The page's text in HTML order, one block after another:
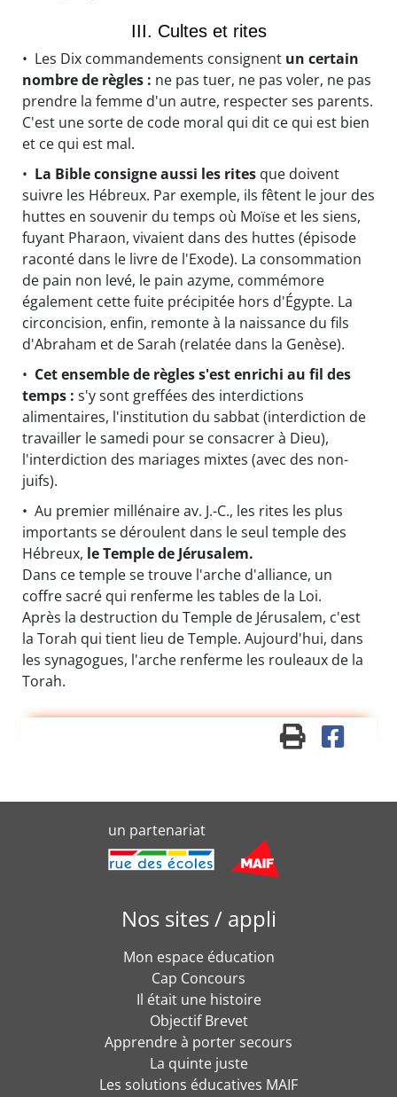
III. Cultes et rites
• Les Dix commandements consignent un certain
nombre de règles : ne pas tuer, ne pas voler, ne pas
prendre la femme d'un autre, respecter ses parents.
C'est une sorte de code moral qui dit ce qui est bien
et ce qui est mal.
• La Bible consigne aussi les rites que doivent
suivre les Hébreux. Par exemple, ils fêtent le jour des
huttes en souvenir du temps où Moïse et les siens,
fuyant Pharaon, vivaient dans des huttes (épisode
raconté dans le livre de l'Exode). La consommation
de pain non levé, le pain azyme, commémore
également cette fuite précipitée hors d'Égypte. La
circoncision, enfin, remonte à la naissance du fils
d'Abraham et de Sarah (relatée dans la Genèse).
• Cet ensemble de règles s'est enrichi au fil des
temps : s'y sont greffées des interdictions
alimentaires, l'institution du sabbat (interdiction de
travailler le samedi pour se consacrer à Dieu),
l'interdiction des mariages mixtes (avec des non-
juifs).
• Au premier millénaire av. J.-C., les rites les plus
importants se déroulent dans le seul temple des
Hébreux, le Temple de Jérusalem.
Dans ce temple se trouve l'arche d'alliance, un
coffre sacré qui renferme les tables de la Loi.
Après la destruction du Temple de Jérusalem, c'est
la Torah qui tient lieu de Temple. Aujourd'hui, dans
les synagogues, l'arche renferme les rouleaux de la
Torah.
un partenariat
Nos sites / appli
Mon espace éducation
Cap Concours
Il était une histoire
Objectif Brevet
Apprendre à porter secours
La quinte juste
Les solutions éducatives MAIF